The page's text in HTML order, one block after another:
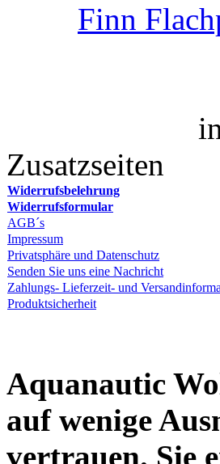
Finn
Zusatzseiten
Widerrufsbelehrung
Widerrufsformular
AGB´s
Impressum
Privatsphäre und Datenschutz
Senden Sie uns eine Nachricht
Zahlungs- Lieferzeit- und
Produktsicherheit
Aquanautic
auf wenige
vertrauen. Sie